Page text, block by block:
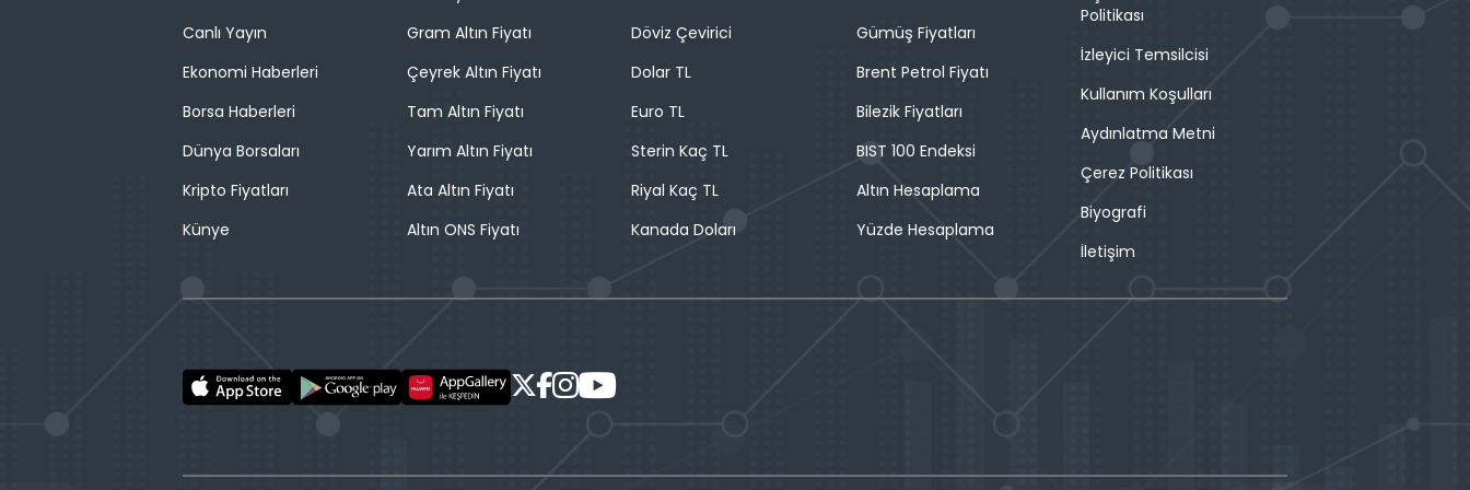
Canlı Yayın
Ekonomi Haberleri
Borsa Haberleri
Dünya Borsaları
Kripto Fiyatları
Künye
Gram Altın Fiyatı
Çeyrek Altın Fiyatı
Tam Altın Fiyatı
Yarım Altın Fiyatı
Ata Altın Fiyatı
Altın ONS Fiyatı
Döviz Çevirici
Dolar TL
Euro TL
Sterin Kaç TL
Riyal Kaç TL
Kanada Doları
Gümüş Fiyatları
Brent Petrol Fiyatı
Bilezik Fiyatları
BIST 100 Endeksi
Altın Hesaplama
Yüzde Hesaplama
Politikası
İzleyici Temsilcisi
Kullanım Koşulları
Aydınlatma Metni
Çerez Politikası
Biyografi
İletişim